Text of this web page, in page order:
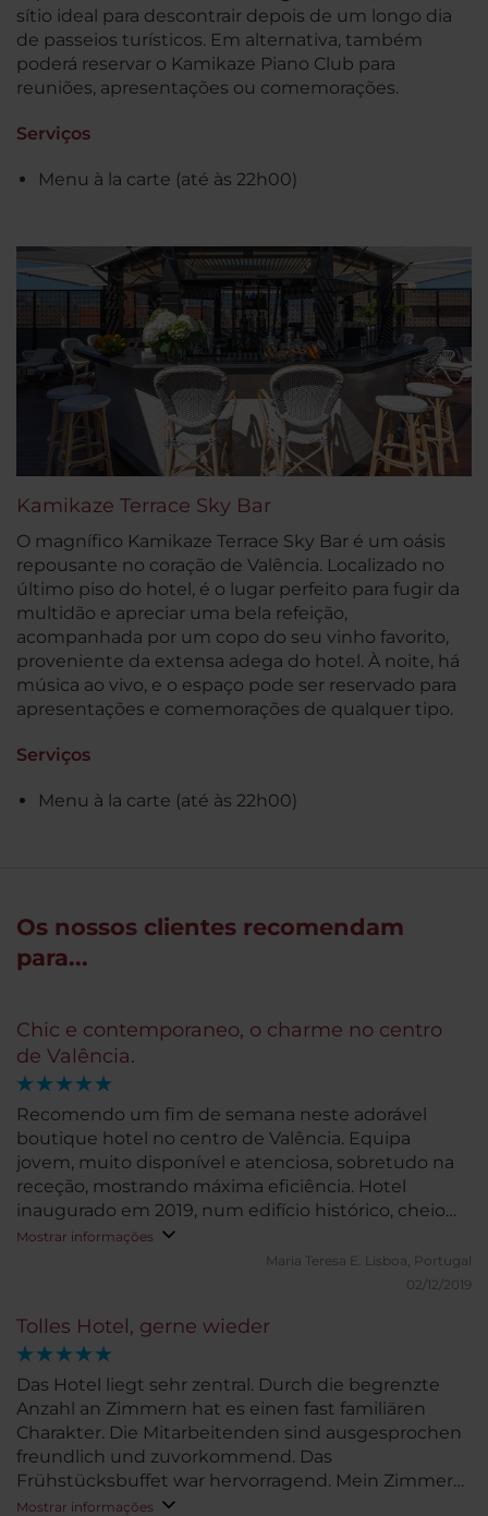
sítio ideal para descontrair depois de um longo dia
de passeios turísticos. Em alternativa, também
poderá reservar o Kamikaze Piano Club para
reuniões, apresentações ou comemorações.
Serviços
Menu à la carte (até às 22h00)
Kamikaze Terrace Sky Bar
O magnífico Kamikaze Terrace Sky Bar é um oásis
repousante no coração de Valência. Localizado no
último piso do hotel, é o lugar perfeito para fugir da
multidão e apreciar uma bela refeição,
acompanhada por um copo do seu vinho favorito,
proveniente da extensa adega do hotel. À noite, há
música ao vivo, e o espaço pode ser reservado para
apresentações e comemorações de qualquer tipo.
Serviços
Menu à la carte (até às 22h00)
Os nossos clientes recomendam
para...
Chic e contemporaneo, o charme no centro
de Valência.
Recomendo um fim de semana neste adorável
boutique hotel no centro de Valência. Equipa
jovem, muito disponível e atenciosa, sobretudo na
receção, mostrando máxima eficiência. Hotel
inaugurado em 2019, num edifício histórico, cheio
de charme, muito bem localizado. A decorarão é
inspirada nas casas senhoriais inglesas, com tecidos
nobres, muito confortável, chic, como um boutique
Mostrar informações
Maria Teresa E.
Lisboa, Portugal
02/12/2019
Tolles Hotel, gerne wieder
Das Hotel liegt sehr zentral. Durch die begrenzte
Anzahl an Zimmern hat es einen fast familiären
Charakter. Die Mitarbeitenden sind ausgesprochen
freundlich und zuvorkommend. Das
Frühstücksbuffet war hervorragend. Mein Zimmer
war sehr gemütlich eingerichtet und das gesamte
Mostrar informações